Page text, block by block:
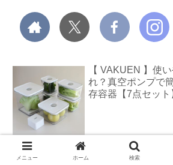
【 VAKUEN 】使
れ？真空ポンプで
存容器【7点セット
【DAISO 100均】
メニュー ホーム 検索